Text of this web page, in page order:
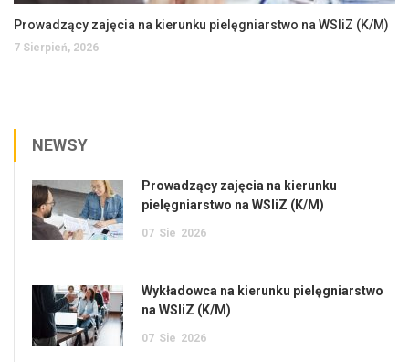
Prowadzący zajęcia na kierunku pielęgniarstwo na WSIiZ (K/M)
7 Sierpień, 2026
NEWSY
Prowadzący zajęcia na kierunku
pielęgniarstwo na WSIiZ (K/M)
07 Sie 2026
Wykładowca na kierunku pielęgniarstwo
na WSIiZ (K/M)
07 Sie 2026